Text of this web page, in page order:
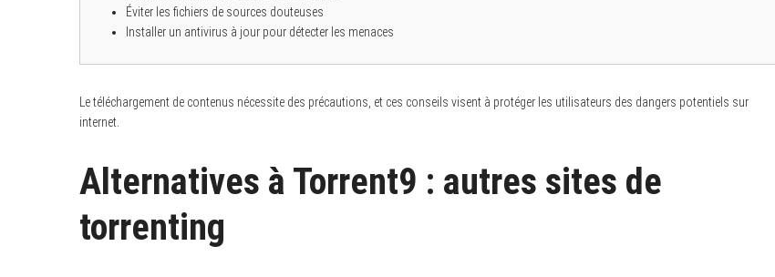
Éviter les fichiers de sources douteuses
Installer un antivirus à jour pour détecter les menaces
Le téléchargement de contenus nécessite des précautions, et ces conseils visent à protéger les utilisateurs des dangers potentiels sur
internet.
Alternatives à Torrent9 : autres sites de
torrenting